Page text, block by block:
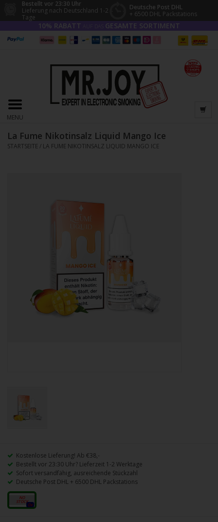
Bestellt vor 23:30 Uhr
Lieferung nach Deutschland 1-2
Tage
Deutsche Post DHL
+ 6500 DHL Packstations
10% RABATT GESAMTE SORTIMENT
MENU
La Fume Nikotinsalz Liquid Mango Ice
STARTSEITE / LA FUME NIKOTINSALZ LIQUID MANGO ICE
Kostenlose Lieferung! Ab €38,-
Bestellt vor 23:30 Uhr? Lieferzeit 1-2 Werktage
Sofort versandfähig, ausreichende Stückzahl
Deutsche Post DHL + 6500 DHL Packstations
20mg
0x